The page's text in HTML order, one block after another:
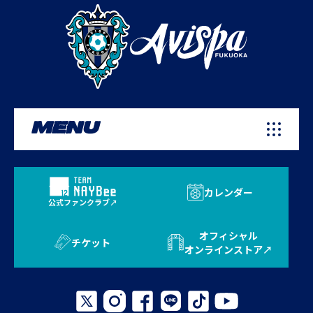
MENU
公式ファンクラブ
カレンダー
チケット
オフィシャル
オンラインストア